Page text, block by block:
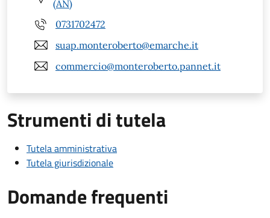
(AN)
0731702472
suap.monteroberto@emarche.it
commercio@monteroberto.pannet.it
Strumenti di tutela
Tutela amministrativa
Tutela giurisdizionale
Domande frequenti